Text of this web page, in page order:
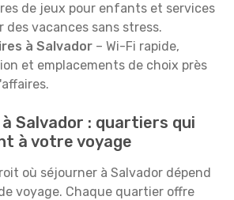
de jeux pour enfants et services
des vacances sans stress.
à Salvador – Wi-Fi rapide,
et emplacements de choix près
Salvador : quartiers qui
à votre voyage
où séjourner à Salvador dépend
voyage. Chaque quartier offre